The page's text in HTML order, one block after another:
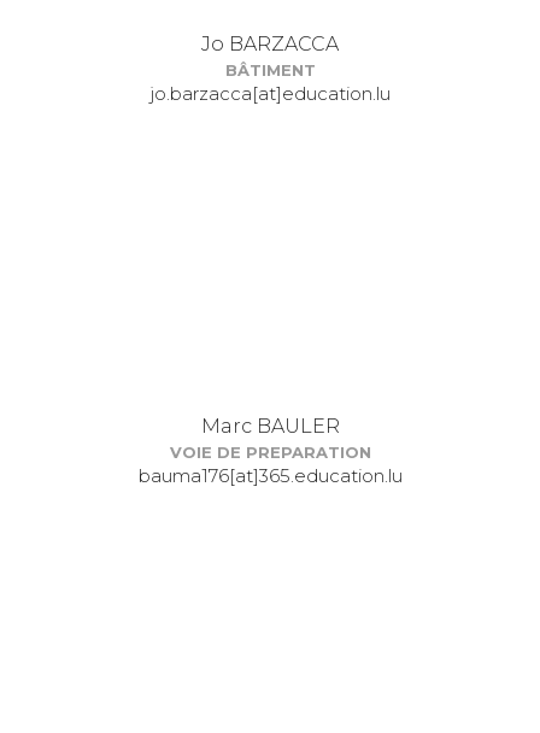
Jo BARZACCA
BÂTIMENT
jo.barzacca[at]education.lu
Marc BAULER
VOIE DE PREPARATION
bauma176[at]365.education.lu